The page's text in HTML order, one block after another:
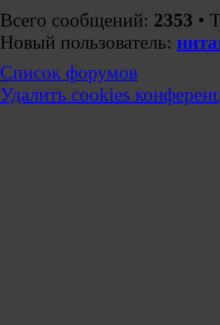
Всего сообщений: 2353 •
Новый пользователь:
Список форумов
Удалить cookies